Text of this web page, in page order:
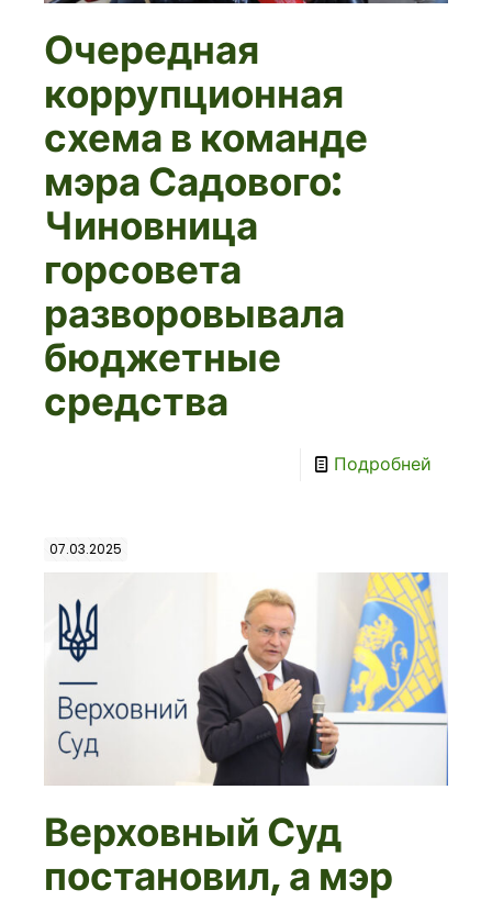
Очередная
коррупционная
схема в команде
мэра Садового:
Чиновница
горсовета
разворовывала
бюджетные
средства
Подробней
07.03.2025
Верховный Суд
постановил, а мэр